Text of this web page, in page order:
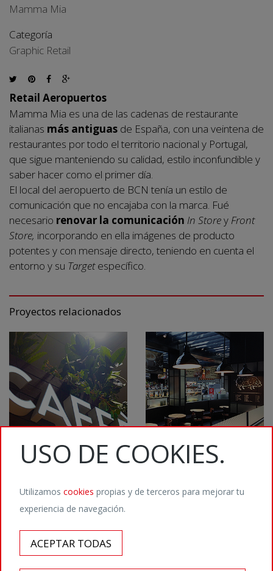
Mamma Mia
Categoría
Graphic Retail
Retail Aeropuertos
Mamma Mia es una de las cadenas de restaurante
italianas más antiguas de España, con una veintena de
restaurantes por todo el territorio nacional y Portugal,
que sigue manteniendo su calidad, estilo inconfundible y
saber hacer como el primer día.
El local del aeropuerto de BCN tenía un estilo de
comunicación que no encajaba con la marca. Fué
necesario renovar la comunicación In Storey Front
Store, incorporando en ella imágenes de producto
potentes y con mensaje directo, teniendo en cuenta el
entorno y su Targetespecífico.
Proyectos relacionados
Aviso legal/ Política de privacidad
USO DE COOKIES.
Utilizamos cookies propias y de terceros para mejorar tu
experiencia de navegación.
ACEPTAR TODAS